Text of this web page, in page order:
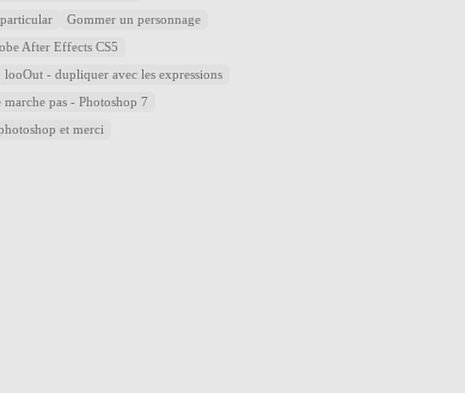
Gommer un personnage
After Effects CS5
looOut - dupliquer avec les expressions
pas - Photoshop 7
et merci